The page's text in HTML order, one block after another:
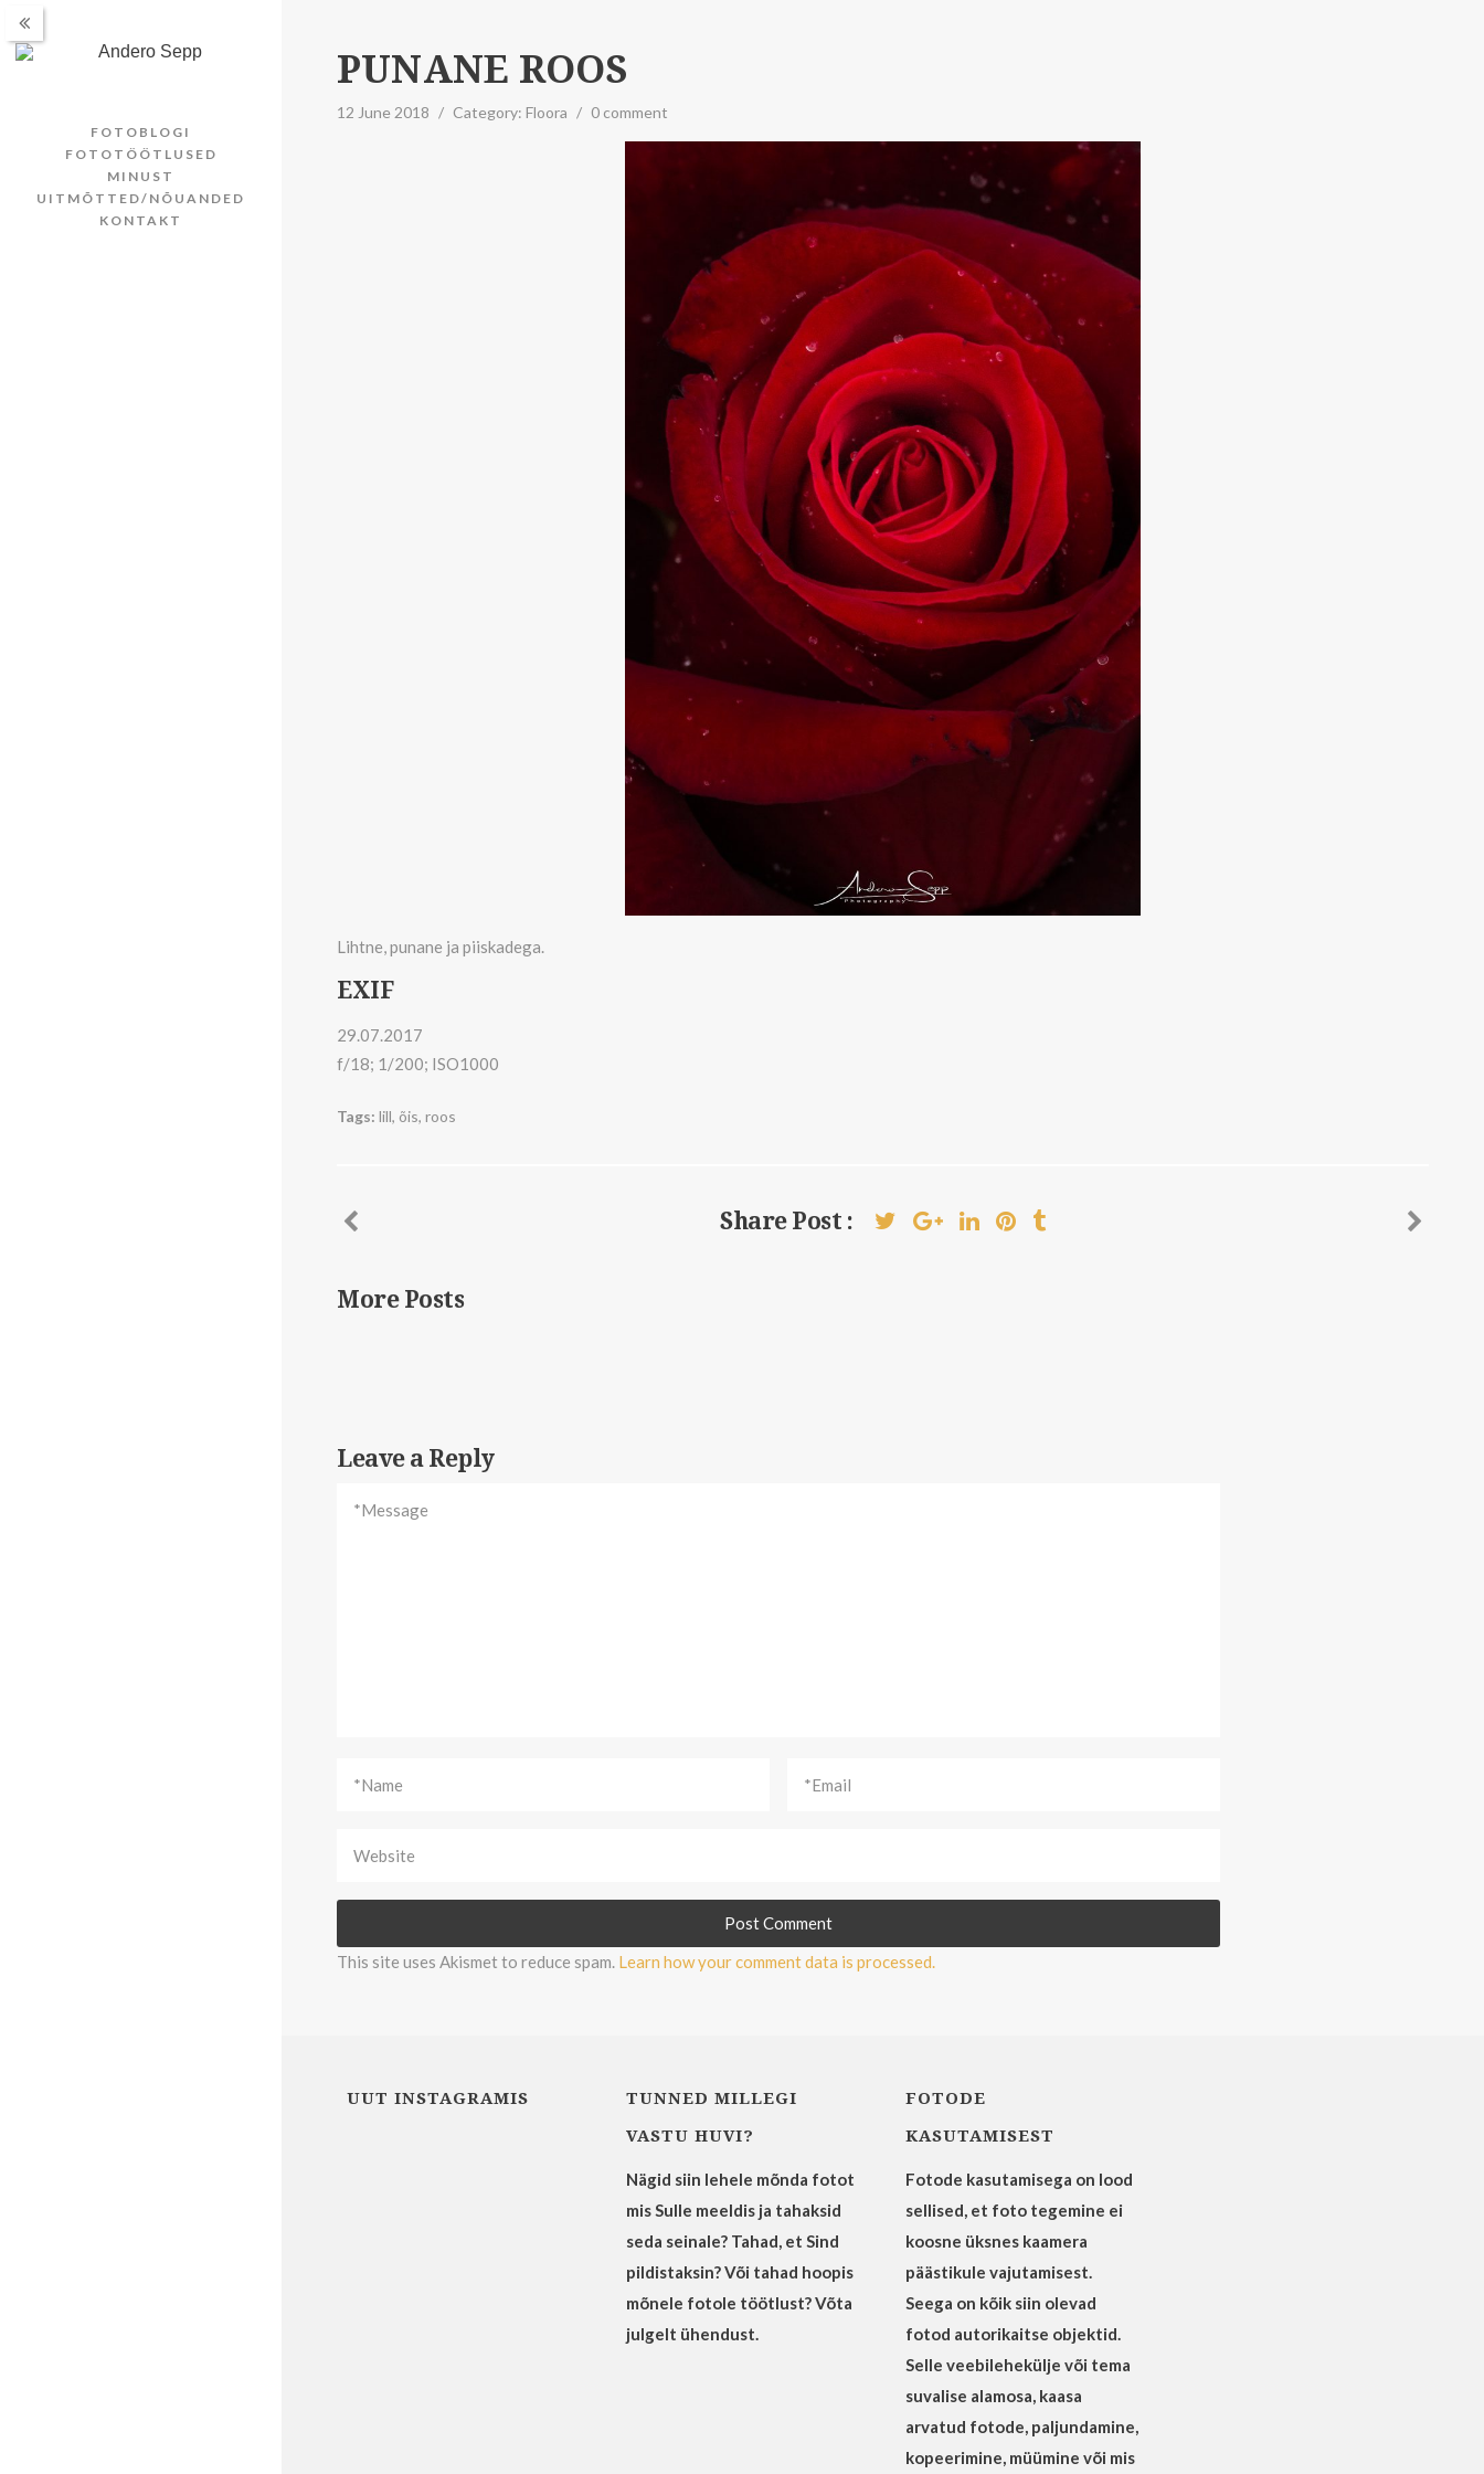
FOTOBLOGI
FOTOTÖÖTLUSED
MINUST
UITMÕTTED/NÕUANDED
KONTAKT
PUNANE ROOS
12 June 2018 / Category: Floora / 0 comment
Lihtne, punane ja piiskadega.
EXIF
29.07.2017
f/18; 1/200; ISO1000
Tags: lill, õis, roos
Share Post :
More Posts
Leave a Reply
This site uses Akismet to reduce spam. Learn how your comment data is processed.
UUT INSTAGRAMIS
TUNNED MILLEGI
VASTU HUVI?
Nägid siin lehele mõnda fotot
mis Sulle meeldis ja tahaksid
seda seinale? Tahad, et Sind
pildistaksin? Või tahad hoopis
mõnele fotole töötlust? Võta
julgelt ühendust.
FOTODE
KASUTAMISEST
Fotode kasutamisega on lood
sellised, et foto tegemine ei
koosne üksnes kaamera
päästikule vajutamisest.
Seega on kõik siin olevad
fotod autorikaitse objektid.
Selle veebilehekülje või tema
suvalise alamosa, kaasa
arvatud fotode, paljundamine,
kopeerimine, müümine või mis